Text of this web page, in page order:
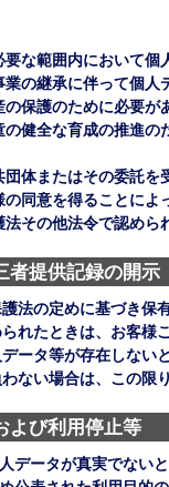
な範囲内において
の継承に伴って個人
の保護のために必要
健全な育成の推進
団体またはその委託
同意を得ることに
その他法令で認めら
者提供記録の開示
法の定めに基づき保
れたときは、お客様
ータ等が存在しな
ない場合は、この限
よび利用停止等
データが真実でない